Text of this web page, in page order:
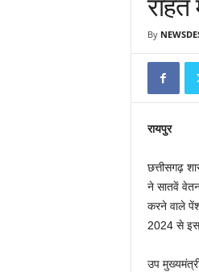
By
रायपुर
छत्तीसगढ़
ने सातवें
करने वाले
2024 से इस
उप